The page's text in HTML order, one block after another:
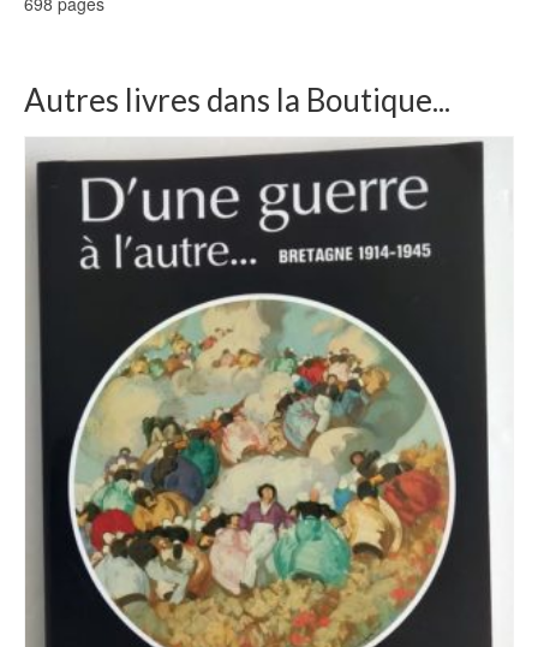
Autres livres dans la Boutique...